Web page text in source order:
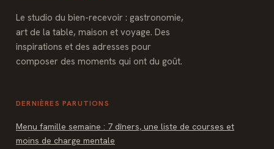
Le studio du bien-recevoir : gastronomie,
art de la table, maison et voyage. Des
inspirations et des adresses pour
composer des moments qui ont du goût.
DERNIÈRES PARUTIONS
Menu famille semaine : 7 dîners, une liste de courses et
moins de charge mentale